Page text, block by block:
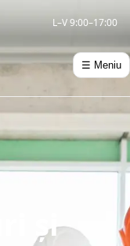
L–V 9:00–17:00
☰ Meniu
și